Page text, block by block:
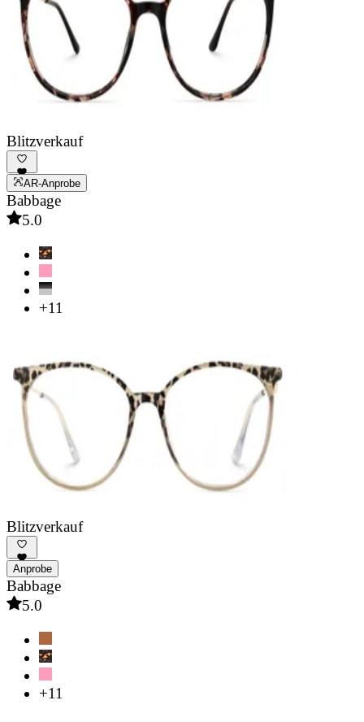
Blitzverkauf
AR-Anprobe
Babbage
5.0
+11
Blitzverkauf
Anprobe
Babbage
5.0
+11